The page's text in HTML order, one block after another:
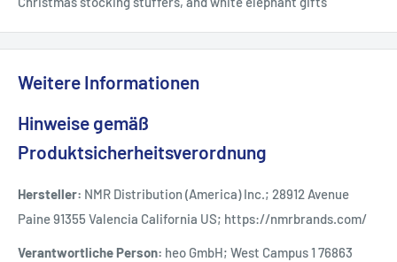
Weitere Informationen
Hinweise gemäß
Produktsicherheitsverordnung
Hersteller: NMR Distribution (America) Inc.; 28912 Avenue
Paine 91355 Valencia California US; https://nmrbrands.com/
Verantwortliche Person: heo GmbH; West Campus 1 76863